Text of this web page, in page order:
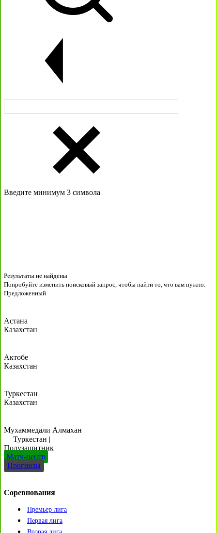
Введите минимум 3 символа
Результаты не найдены
Попробуйте изменить поисковый запрос, чтобы найти то, что вам нужно.
Предложенный
Астана
Казахстан
Актобе
Казахстан
Туркестан
Казахстан
Мухаммедали Алмахан
Туркестан |
Полузащитник
Матч-центр
Прогнозы
Соревнования
Премьер лига
Первая лига